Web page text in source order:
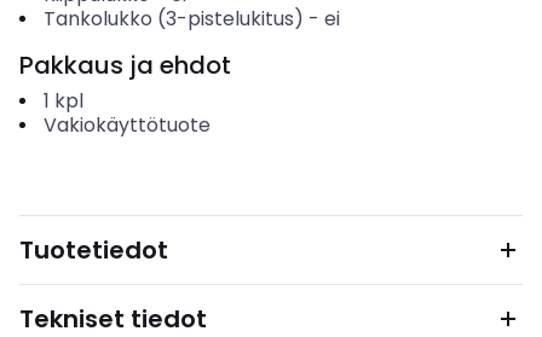
Tankolukko (3-pistelukitus) - ei
Pakkaus ja ehdot
1 kpl
Vakiokäyttötuote
Tuotetiedot
Tekniset tiedot